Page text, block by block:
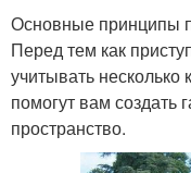
Основные принципы
Перед тем как
учитывать
помогут вам создать
пространство.